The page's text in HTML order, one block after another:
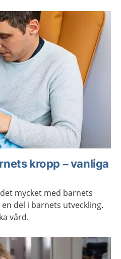
kropp – vanliga
mycket med barnets
del i barnets utveckling.
vård.